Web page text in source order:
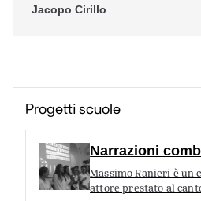
Jacopo Cirillo
Progetti scuole
Narrazioni
Massimo Ranieri è un
attore prestato al